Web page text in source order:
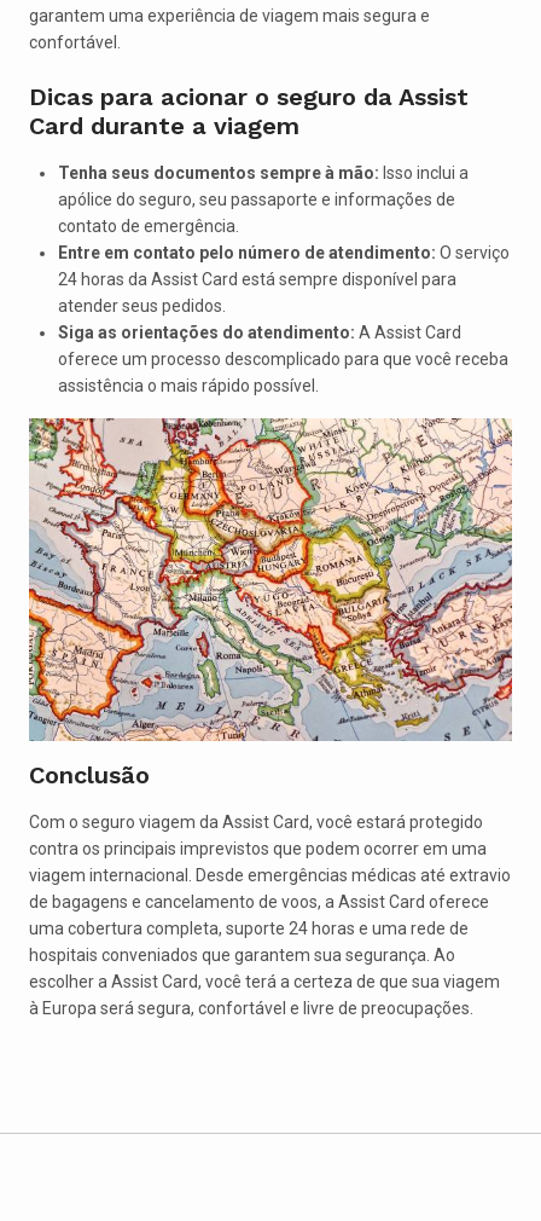
garantem uma experiência de viagem mais segura e
confortável.
Dicas para acionar o seguro da Assist
Card durante a viagem
Tenha seus documentos sempre à mão: Isso inclui a
apólice do seguro, seu passaporte e informações de
contato de emergência.
Entre em contato pelo número de atendimento: O serviço
24 horas da Assist Card está sempre disponível para
atender seus pedidos.
Siga as orientações do atendimento: A Assist Card
oferece um processo descomplicado para que você receba
assistência o mais rápido possível.
Conclusão
Com o seguro viagem da Assist Card, você estará protegido
contra os principais imprevistos que podem ocorrer em uma
viagem internacional. Desde emergências médicas até extravio
de bagagens e cancelamento de voos, a Assist Card oferece
uma cobertura completa, suporte 24 horas e uma rede de
hospitais conveniados que garantem sua segurança. Ao
escolher a Assist Card, você terá a certeza de que sua viagem
à Europa será segura, confortável e livre de preocupações.